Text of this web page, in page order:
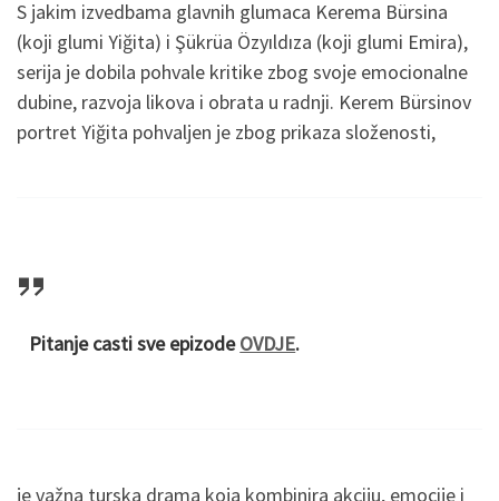
S jakim izvedbama glavnih glumaca Kerema Bürsina
(koji glumi Yiğita) i Şükrüa Özyıldıza (koji glumi Emira),
serija je dobila pohvale kritike zbog svoje emocionalne
dubine, razvoja likova i obrata u radnji. Kerem Bürsinov
portret Yiğita pohvaljen je zbog prikaza složenosti,
Pitanje casti sve epizodeOVDJE.
je važna turska drama koja kombinira akciju, emocije i